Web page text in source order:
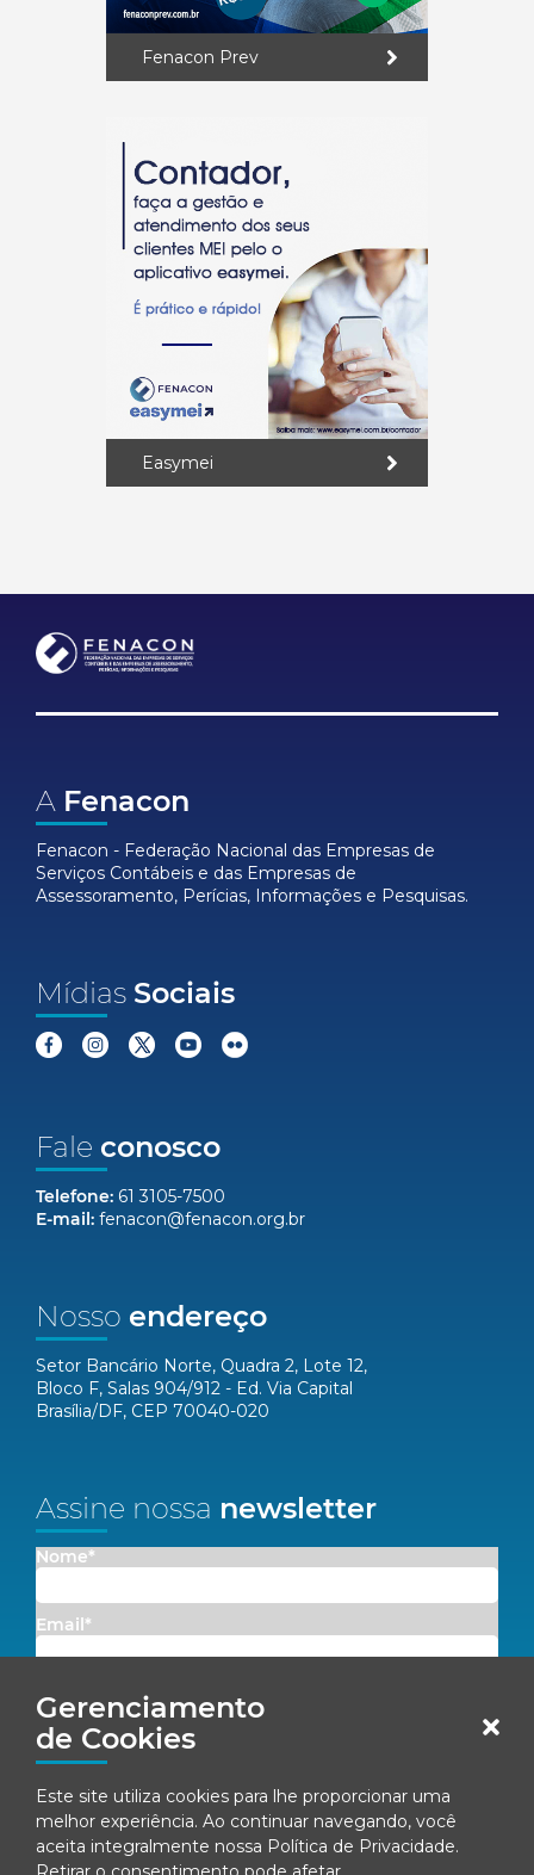
Gerenciamento
de Cookies
Este site utiliza cookies para lhe proporcionar uma
melhor experiência. Ao continuar navegando, você
aceita integralmente nossa Política de Privacidade.
Fenacon Prev
Easymei
A Fenacon
Fenacon - Federação Nacional das Empresas de
Serviços Contábeis e das Empresas de
Assessoramento, Perícias, Informações e Pesquisas.
Mídias Sociais
Fale conosco
Telefone: 61 3105-7500
E-mail: fenacon@fenacon.org.br
Nosso endereço
Setor Bancário Norte, Quadra 2, Lote 12,
Bloco F, Salas 904/912 - Ed. Via Capital
Brasília/DF, CEP 70040-020
Assine nossa newsletter
Nome*
Email*
Concordo em receber comunicações da Fenacon.
Ao se inscrever, você concorda com nossaPolítica de Privacidade